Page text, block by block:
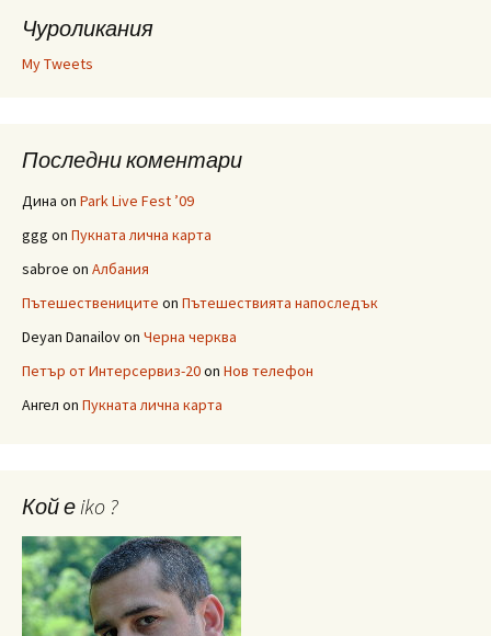
Чуроликания
My Tweets
Последни коментари
Дина on Park Live Fest ’09
ggg on Пукната лична карта
sabroe on Албания
Пътешествениците on Пътешествията напоследък
Deyan Danailovon Черна черква
Петър от Интерсервиз-20on Нов телефон
Ангел on Пукната лична карта
Кой е iko ?